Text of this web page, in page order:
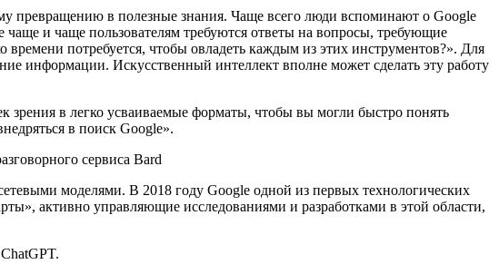
превращению в полезные знания. Чаще всего люди вспоминают о Google
и чаще пользователям требуются ответы на вопросы, требующие
потребуется, чтобы овладеть каждым из этих инструментов?». Для
информации. Искусственный интеллект вполне может сделать эту работу
в легко усваиваемые форматы, чтобы вы могли быстро понять
в поиск Google».
моделями. В 2018 году Google одной из первых технологических
активно управляющие исследованиями и разработками в этой области,